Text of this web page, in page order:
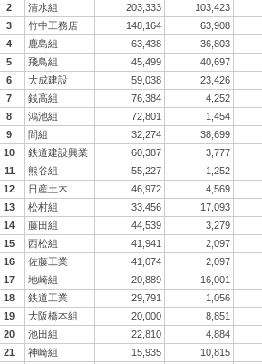
2
清水組 203,333 103,423
3
竹中工務店 148,164 63,908
4
鹿島組 63,438 36,803
5
飛鳥組 45,499 40,697
6
大成建設 59,038 23,426
7
銭高組 76,384 4,252
8
鴻池組 72,801 1,454
9
間組 32,274 38,699
10
鉄道建設興業 60,387 3,777
11
熊谷組 55,227 1,252
12
日産土木 46,972 4,569
13
松村組 33,456 17,093
14
藤田組 44,539 3,279
15
西松組 41,941 2,097
16
佐藤工業 41,074 2,097
17
地崎組 20,889 16,001
18
鉄道工業 29,791 1,056
19
大阪橋本組 20,000 8,851
20
池田組 22,810 4,884
21
神崎組 15,935 10,815